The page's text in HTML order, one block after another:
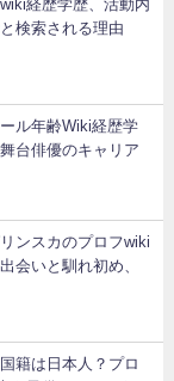
経歴学歴、活動内
検索される理由
ル年齢Wiki経歴学
台俳優のキャリア
ンスカのプロフwiki
会いと馴れ初め、
籍は日本人？プロ